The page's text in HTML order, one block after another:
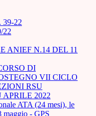
22
22
ANIEF N.14 DEL 11
DI
VII CICLO
RSU
2022
ATA (24 mesi), le
maggio - GPS